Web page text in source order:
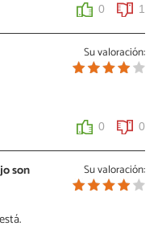
0 1
Su valoración:
0 0
Su valoración:
son